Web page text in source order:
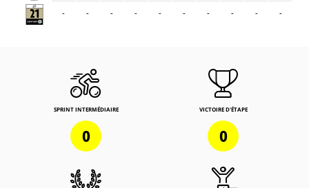
- - - - - - - - - -
SPRINT INTERMÉDIAIRE
0
VICTOIRE D'ÉTAPE
0